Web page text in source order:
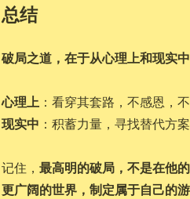
总结
破局之道，在于从心理上和现实
心理上 ：看穿其套路，不感恩，不
现实中 ：积蓄力量，寻找替代方
记住， 最高明的破局，不是在他
更广阔的世界，制定属于自己的游